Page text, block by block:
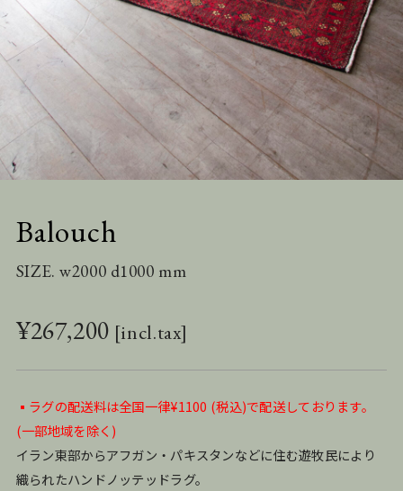
Balouch
SIZE. w2000 d1000 mm
¥267,200
▪️ラグの配送料は全国一律¥1100 (税込)で配送しております。
(一部地域を除く)
イラン東部からアフガン・パキスタンなどに住む遊牧民により
織られたハンドノッテッドラグ。